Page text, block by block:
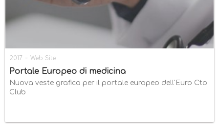
2017 - Web Site
Portale Europeo di medicina
Nuova veste grafica per il portale europeo dell'Euro Cto
Club